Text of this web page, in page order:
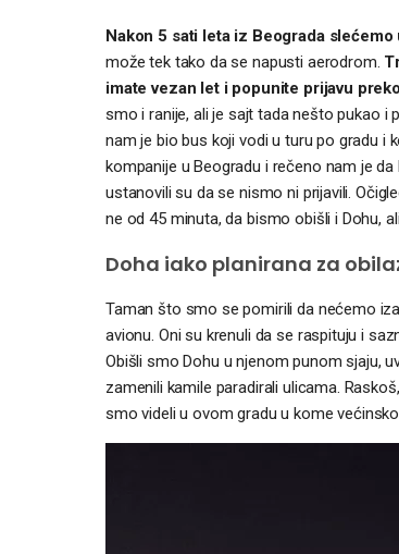
Nakon 5 sati leta iz Beograda slećemo
može tek tako da se napusti aerodrom.
imate vezan let i popunite prijavu
smo i ranije, ali je sajt tada nešto pukao i
nam je bio bus koji vodi u turu po gradu i
kompanije u Beogradu i rečeno nam je
ustanovili su da se nismo ni prijavili.
ne od 45 minuta, da bismo obišli i Dohu,
Doha iako planirana za
Taman što smo se pomirili da nećemo
avionu. Oni su krenuli da se raspituju i
Obišli smo Dohu u njenom punom sjaju,
zamenili kamile paradirali ulicama.
smo videli u ovom gradu u kome